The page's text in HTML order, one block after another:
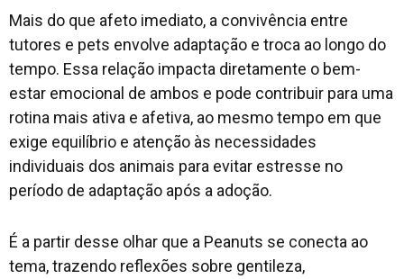
Mais do que afeto imediato, a convivência entre
tutores e pets envolve adaptação e troca ao longo do
tempo. Essa relação impacta diretamente o bem-
estar emocional de ambos e pode contribuir para uma
rotina mais ativa e afetiva, ao mesmo tempo em que
exige equilíbrio e atenção às necessidades
individuais dos animais para evitar estresse no
período de adaptação após a adoção.
É a partir desse olhar que a Peanuts se conecta ao
tema, trazendo reflexões sobre gentileza,